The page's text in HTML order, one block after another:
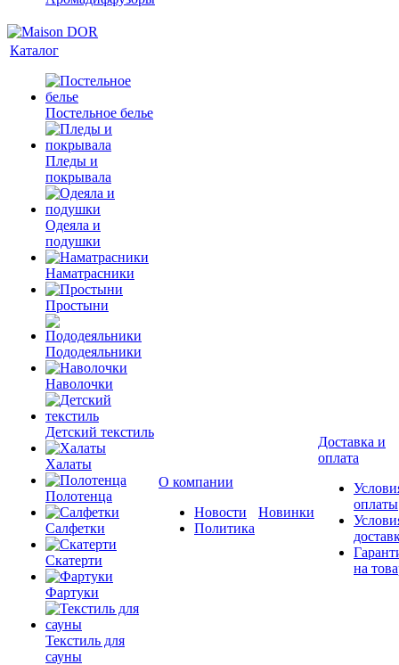
Каталог
Постельное белье
Пледы и
покрывала
Одеяла и
подушки
Наматрасники
Простыни
Пододеяльники
Наволочки
Детский текстиль
Халаты
Полотенца
Салфетки
Скатерти
Фартуки
Текстиль для
сауны
О компании
Новости
Политика
Новинки
Доставка и
оплата
оплаты
на